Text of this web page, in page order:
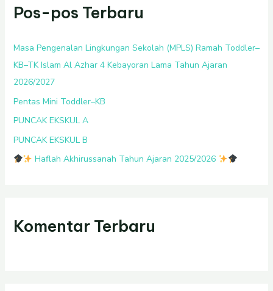
u
t
u
k
Pos-pos Terbaru
Masa Pengenalan Lingkungan Sekolah (MPLS) Ramah Toddler–
KB–TK Islam Al Azhar 4 Kebayoran Lama Tahun Ajaran
2026/2027
Pentas Mini Toddler–KB
PUNCAK EKSKUL A
PUNCAK EKSKUL B
Haflah Akhirussanah Tahun Ajaran 2025/2026
Komentar Terbaru